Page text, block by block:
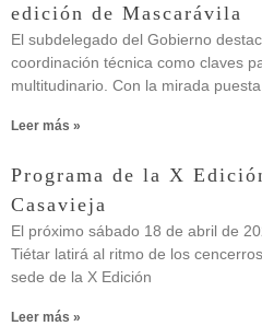
edición de Mascarávila
El subdelegado del Gobierno
coordinación técnica como claves
multitudinario. Con la mirada
Leer más »
Programa de la X
Casavieja
El próximo sábado 18 de abril de
Tiétar latirá al ritmo de los
sede de la X Edición
Leer más »